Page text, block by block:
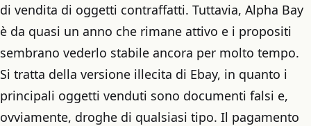
di vendita di oggetti contraffatti. Tuttavia, Alpha Bay
è da quasi un anno che rimane attivo e i propositi
sembrano vederlo stabile ancora per molto tempo.
Si tratta della versione illecita di Ebay, in quanto i
principali oggetti venduti sono documenti falsi e,
ovviamente, droghe di qualsiasi tipo. Il pagamento